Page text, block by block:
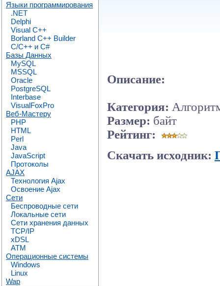
Языки программирования
.NET
Delphi
Visual C++
Borland C++ Builder
C/С++ и C#
Базы Данных
MySQL
MSSQL
Oracle
PostgreSQL
Interbase
VisualFoxPro
Веб-Мастеру
PHP
HTML
Perl
Java
JavaScript
Протоколы
AJAX
Технология Ajax
Освоение Ajax
Сети
Беспроводные сети
Локальные сети
Сети хранения данных
TCP/IP
xDSL
ATM
Операционные системы
Windows
Linux
Wap
Описание:
Категория:
Размер: байт
Рейтинг:
Скачать исходник: